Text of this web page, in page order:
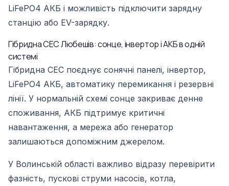
LiFePO4 АКБ і можливість підключити зарядну
станцію або EV-зарядку.
Гібридна СЕС Любешів: сонце, інвертор і АКБ в одній
системі
Гібридна СЕС поєднує сонячні панелі, інвертор,
LiFePO4 АКБ, автоматику перемикання і резервні
лінії. У нормальній схемі сонце закриває денне
споживання, АКБ підтримує критичні
навантаження, а мережа або генератор
залишаються допоміжним джерелом.
У Волинській області важливо відразу перевірити
фазність, пускові струми насосів, котла,